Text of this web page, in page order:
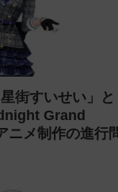
緑仙が「vtuberで
無いという理由だ
ある」という生成
れる